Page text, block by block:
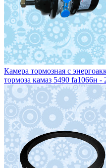
Камера тормозная с
тормоза камаз 5490 fa1066н -